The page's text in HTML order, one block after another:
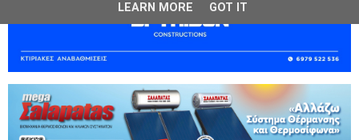
LEARN MORE GOT IT